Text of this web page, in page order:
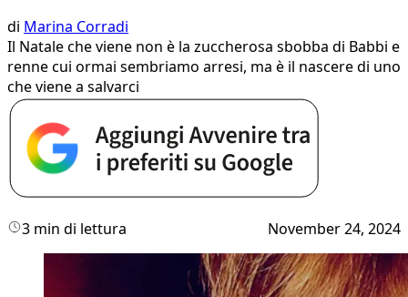
di Marina Corradi
Il Natale che viene non è la zuccherosa sbobba di Babbi e
renne cui ormai sembriamo arresi, ma è il nascere di uno
che viene a salvarci
3 min di lettura November 24, 2024